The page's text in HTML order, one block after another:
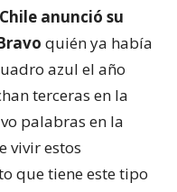
anunció su
quién ya había
azul el año
terceras en la
palabras en la
vivir estos
que tiene este tipo